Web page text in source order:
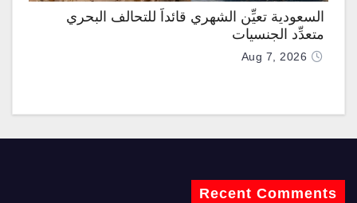
السعودية تعيِّن الشهري قائداً للتحالف البحري
متعدِّد الجنسيات
Aug 7, 2026
Recent Comments